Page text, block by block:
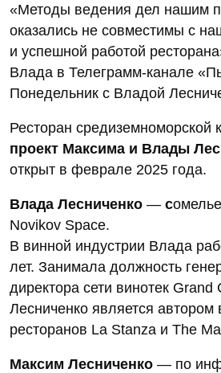
«Методы ведения дел нашим
оказались не совместимы с
и успешной работой
Влада в Телеграмм-канале
Понедельник с Владой
Ресторан средиземноморской
проект Максима и Влады
открыт в феврале 2025 года.
Влада Лесниченко — с
Novikov Space.
В винной индустрии Влада
лет. Занимала должность
директора сети винотек
Лесниченко является автором
ресторанов La Stanza и The
Максим Лесниченко — по